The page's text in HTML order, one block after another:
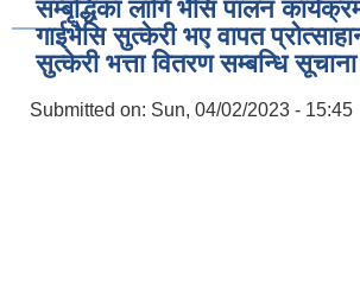
सम्बृद्धिका लागि भैंसि पालन
गाईभैसि सुत्केरी भए वापत
सुत्केरी भत्ता वितरण सम्बन्धि सूचाना
Submitted on: Sun, 04/02/2023 - 15:45